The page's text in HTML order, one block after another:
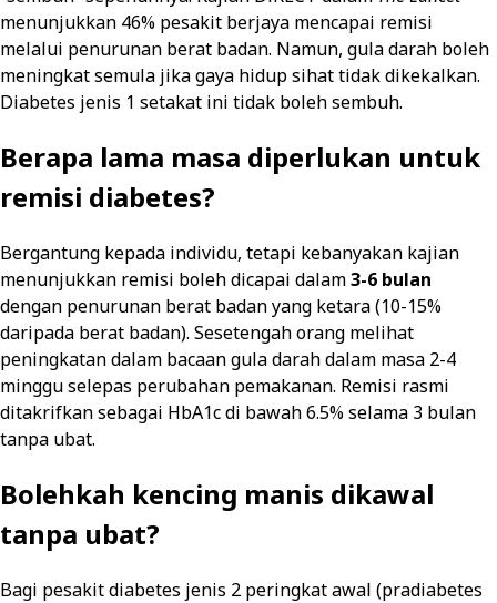
menunjukkan 46% pesakit berjaya mencapai remisi
melalui penurunan berat badan. Namun, gula darah boleh
meningkat semula jika gaya hidup sihat tidak dikekalkan.
Diabetes jenis 1 setakat ini tidak boleh sembuh.
Berapa lama masa diperlukan untuk
remisi diabetes?
Bergantung kepada individu, tetapi kebanyakan kajian
menunjukkan remisi boleh dicapai dalam3-6 bulan
dengan penurunan berat badan yang ketara (10-15%
daripada berat badan). Sesetengah orang melihat
peningkatan dalam bacaan gula darah dalam masa 2-4
minggu selepas perubahan pemakanan. Remisi rasmi
ditakrifkan sebagai HbA1c di bawah 6.5% selama 3 bulan
tanpa ubat.
Bolehkah kencing manis dikawal
tanpa ubat?
Bagi pesakit diabetes jenis 2 peringkat awal (pradiabetes